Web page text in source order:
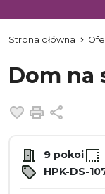
Strona główna
Dom na
Dodaj do
Drukuj
9 pokoi
HPK-DS-